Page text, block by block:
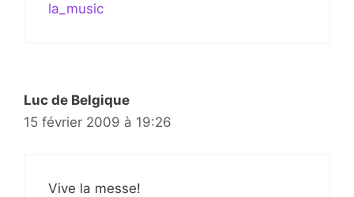
la_music
Luc de Belgique
15 février 2009 à 19:26
Vive la messe!